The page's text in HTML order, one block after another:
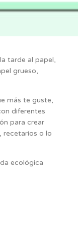
tarde al papel,
grueso,
más te guste,
diferentes
para crear
recetarios o lo
ecológica